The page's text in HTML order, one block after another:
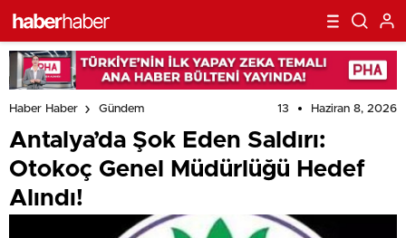
Haber Haber Gündem 13 Haziran 8, 2026
Antalya’da Şok Eden Saldırı:
Otokoç Genel Müdürlüğü Hedef
Alındı!